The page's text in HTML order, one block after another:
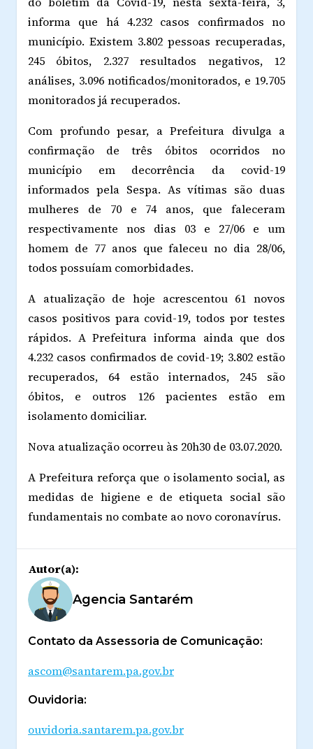
informa que há 4.232 casos confirmados no
município. Existem 3.802 pessoas recuperadas,
245 óbitos, 2.327 resultados negativos, 12
análises, 3.096 notificados/monitorados, e 19.705
monitorados já recuperados.
Com profundo pesar, a Prefeitura divulga a
confirmação de três óbitos ocorridos no
município em decorrência da covid-19
informados pela Sespa. As vítimas são duas
mulheres de 70 e 74 anos, que faleceram
respectivamente nos dias 03 e 27/06 e um
homem de 77 anos que faleceu no dia 28/06,
todos possuíam comorbidades.
A atualização de hoje acrescentou 61 novos
casos positivos para covid-19, todos por testes
rápidos. A Prefeitura informa ainda que dos
4.232 casos confirmados de covid-19; 3.802 estão
recuperados, 64 estão internados, 245 são
óbitos, e outros 126 pacientes estão em
isolamento domiciliar.
Nova atualização ocorreu às 20h30 de 03.07.2020.
A Prefeitura reforça que o isolamento social, as
medidas de higiene e de etiqueta social são
fundamentais no combate ao novo coronavírus.
Autor(a):
Agencia Santarém
Contato da Assessoria de Comunicação:
ascom@santarem.pa.gov.br
Ouvidoria:
ouvidoria.santarem.pa.gov.br